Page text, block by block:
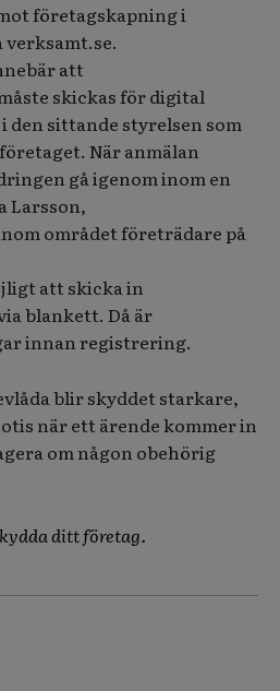
företagskapning i
verksamt.se.
att
skickas för digital
sittande styrelsen som
När anmälan
gå igenom inom en
Larsson,
området företrädare på
att skicka in
blankett. Då är
innan registrering.
blir skyddet starkare,
när ett ärende kommer in
om någon obehörig
ditt företag.